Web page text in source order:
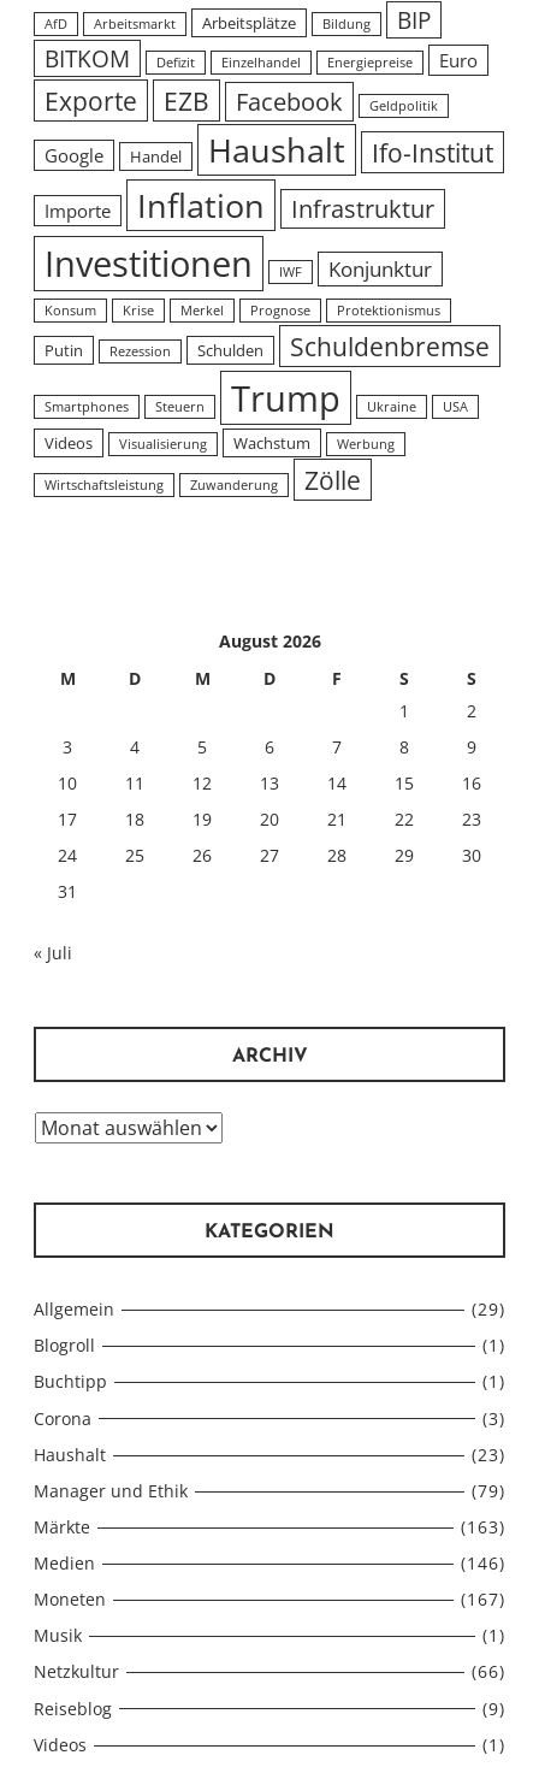
AfD Arbeitsmarkt Arbeitsplätze Bildung
BIP
BITKOM
Defizit Einzelhandel Energiepreise Euro
Exporte EZB Facebook Geldpolitik
Google Handel Haushalt Ifo-Institut
Importe Inflation Infrastruktur
Investitionen IWF Konjunktur
Konsum Krise Merkel Prognose Protektionismus
Putin Rezession Schulden Schuldenbremse
Smartphones Steuern Trump Ukraine USA
Videos Visualisierung Wachstum Werbung
Wirtschaftsleistung Zuwanderung Zölle
August 2026
M
D M D F S
S
1
2
3
4 5 6 7 8
9
10
11 12 13 14 15
16
17
18 19 20 21 22
23
24
25 26 27 28 29
30
31
« Juli
ARCHIV
Archiv
KATEGORIEN
Allgemein
(29)
Blogroll
(1)
Buchtipp
(1)
Corona
(3)
Haushalt
(23)
Manager und Ethik
(79)
Märkte
(163)
Medien
(146)
Moneten
(167)
Musik
(1)
Netzkultur
(66)
Reiseblog
(9)
Videos
(1)